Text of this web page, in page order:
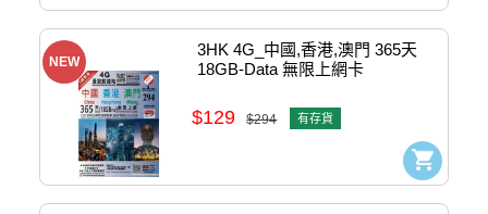
NEW
3HK 4G_中國,香港,澳門 365天
18GB-Data 無限上網卡
$129 $294 有存貨